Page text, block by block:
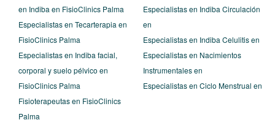
en Indiba en FisioClinics Palma
Especialistas en Tecarterapia en
FisioClinics Palma
Especialistas en Indiba facial,
corporal y suelo pélvico en
FisioClinics Palma
Fisioterapeutas en FisioClinics
Palma
Especialistas en Indiba Circulación
en
Especialistas en Indiba Celulitis en
Especialistas en Nacimientos
Instrumentales en
Especialistas en Ciclo Menstrual en